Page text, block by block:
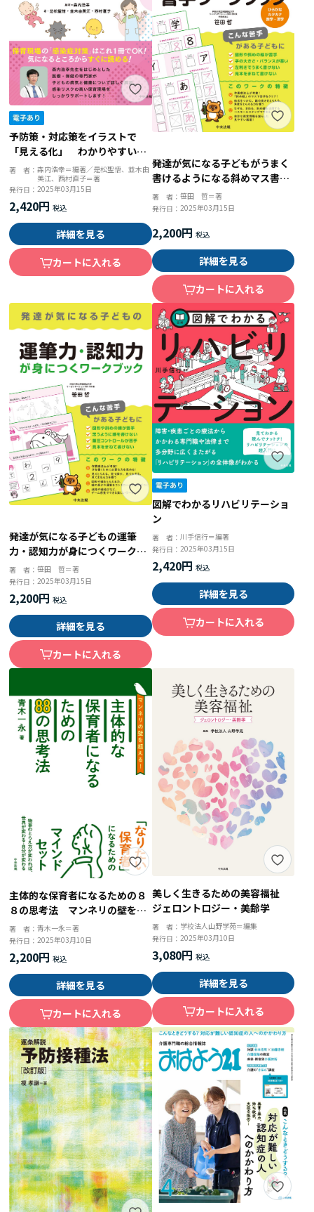
予防策・対応策をイラストで
「見える化」 わかりやすい保
育現場の感染症対策
著 者：森内浩幸＝編著／是松聖悟、並木由
美江、西村直子＝著
発行日：2025年03月15日
2,420円
詳細を見る
カートに入れる
発達が気になる子どもがうまく
書けるようになる斜めマス書字
ワークブック ひらがな・カタ
カナ・数字・漢字
著 者： 笹田 哲＝著
発行日： 2025年03月15日
2,200円
詳細を見る
カートに入れる
発達が気になる子どもの運筆
力・認知力が身につくワークブ
ック
著 者：笹田 哲＝著
発行日：2025年03月15日
2,200円
詳細を見る
カートに入れる
図解でわかるリハビリテーショ
ン
著 者： 川手信行＝編著
発行日： 2025年03月15日
2,420円
詳細を見る
カートに入れる
主体的な保育者になるための８
８の思考法 マンネリの壁を超
える！
著 者：青木一永＝著
発行日：2025年03月10日
2,200円
詳細を見る
カートに入れる
美しく生きるための美容福祉
ジェロントロジー・美齢学
著 者： 学校法人山野学苑＝編集
発行日： 2025年03月10日
3,080円
詳細を見る
カートに入れる